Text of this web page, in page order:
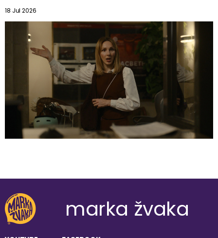
18 Jul 2026
marka žvaka